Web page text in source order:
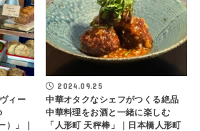
ィー
）」｜
2024.09.25
中華オタクなシェフがつくる絶品
中華料理をお酒と一緒に楽しむ
「人形町 天秤棒」｜日本橋人形町